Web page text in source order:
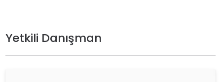
Yetkili Danışman